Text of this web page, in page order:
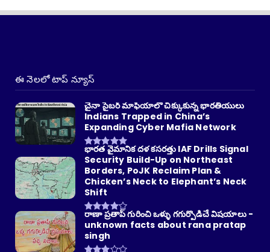
ఈ నెలలో టాప్ న్యూస్
చైనా సైబర్ మాఫియాలో చిక్కుకున్న భారతీయులు
Indians Trapped in China’s
Expanding Cyber Mafia Network
భారత వైమానిక దళ కసరత్తు IAF Drills Signal
Security Build-Up on Northeast
Borders, PoJK Reclaim Plan &
Chicken’s Neck to Elephant’s Neck
Shift
రాణా ప్రతాప్ గురించి ఒళ్ళు గగుర్పొడిచే విషయాలు -
unknown facts about rana pratap
singh